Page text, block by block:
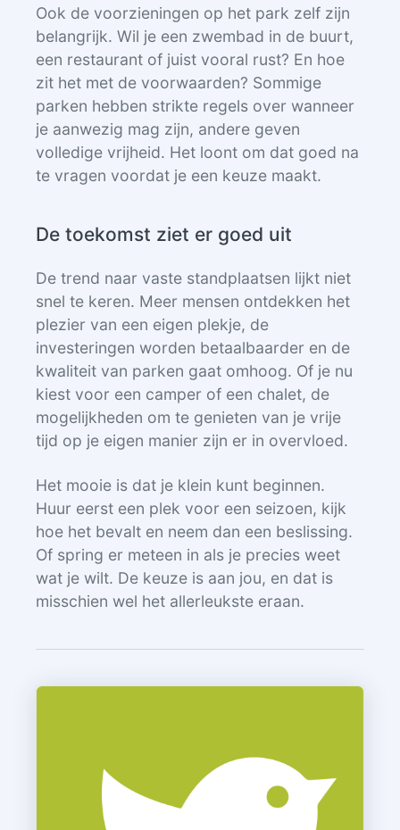
Ook de voorzieningen op het park zelf zijn
belangrijk. Wil je een zwembad in de buurt,
een restaurant of juist vooral rust? En hoe
zit het met de voorwaarden? Sommige
parken hebben strikte regels over wanneer
je aanwezig mag zijn, andere geven
volledige vrijheid. Het loont om dat goed na
te vragen voordat je een keuze maakt.
De toekomst ziet er goed uit
De trend naar vaste standplaatsen lijkt niet
snel te keren. Meer mensen ontdekken het
plezier van een eigen plekje, de
investeringen worden betaalbaarder en de
kwaliteit van parken gaat omhoog. Of je nu
kiest voor een camper of een chalet, de
mogelijkheden om te genieten van je vrije
tijd op je eigen manier zijn er in overvloed.
Het mooie is dat je klein kunt beginnen.
Huur eerst een plek voor een seizoen, kijk
hoe het bevalt en neem dan een beslissing.
Of spring er meteen in als je precies weet
wat je wilt. De keuze is aan jou, en dat is
misschien wel het allerleukste eraan.